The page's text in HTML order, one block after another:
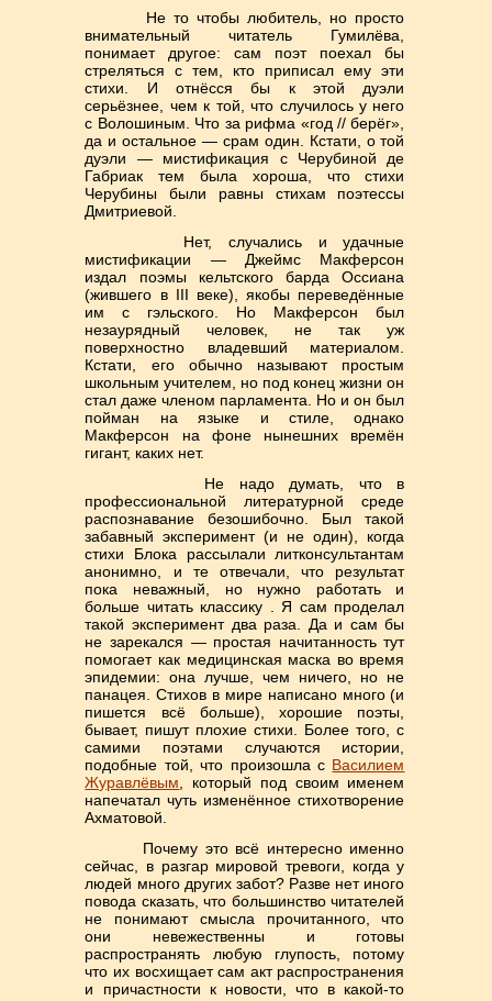
Не то чтобы любитель, но просто
внимательный читатель Гумилёва,
понимает другое: сам поэт поехал бы
стреляться с тем, кто приписал ему эти
стихи. И отнёсся бы к этой дуэли
серьёзнее, чем к той, что случилось у него
с Волошиным. Что за рифма «год // берёг»,
да и остальное — срам один. Кстати, о той
дуэли — мистификация с Черубиной де
Габриак тем была хороша, что стихи
Черубины были равны стихам поэтессы
Дмитриевой.
Нет, случались и удачные
мистификации — Джеймс Макферсон
издал поэмы кельтского барда Оссиана
(жившего в III веке), якобы переведённые
им с гэльского. Но Макферсон был
незаурядный человек, не так уж
поверхностно владевший материалом.
Кстати, его обычно называют простым
школьным учителем, но под конец жизни он
стал даже членом парламента. Но и он был
пойман на языке и стиле, однако
Макферсон на фоне нынешних времён
гигант, каких нет.
Не надо думать, что в
профессиональной литературной среде
распознавание безошибочно. Был такой
забавный эксперимент (и не один), когда
стихи Блока рассылали литконсультантам
анонимно, и те отвечали, что результат
пока неважный, но нужно работать и
больше читать классику . Я сам проделал
такой эксперимент два раза. Да и сам бы
не зарекался — простая начитанность тут
помогает как медицинская маска во время
эпидемии: она лучше, чем ничего, но не
панацея. Стихов в мире написано много (и
пишется всё больше), хорошие поэты,
бывает, пишут плохие стихи. Более того, с
самими поэтами случаются истории,
подобные той, что произошла с Василием
Журавлёвым , который под своим именем
напечатал чуть изменённое стихотворение
Ахматовой.
Почему это всё интересно именно
сейчас, в разгар мировой тревоги, когда у
людей много других забот? Разве нет иного
повода сказать, что большинство читателей
не понимают смысла прочитанного, что
они невежественны и готовы
распространять любую глупость, потому
что их восхищает сам акт распространения
и причастности к новости, что в какой-то